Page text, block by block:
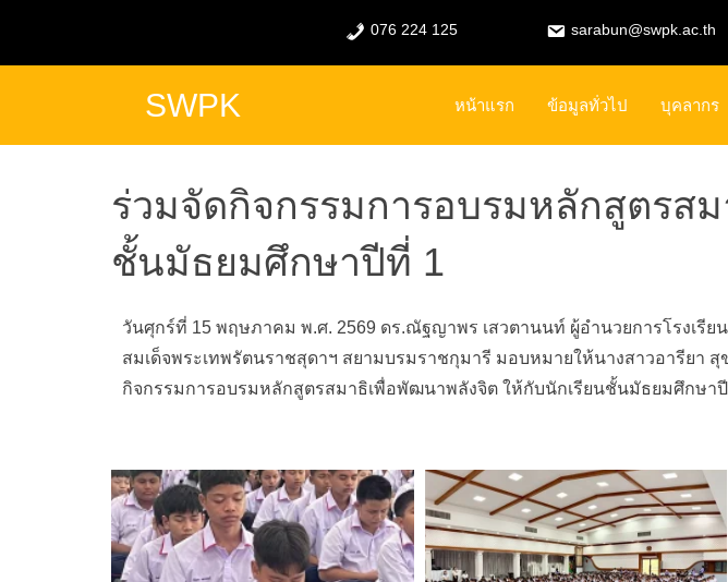
076 224 125 sarabun@swpk.ac.th
SWPK หน้าแรก ข้อมูลทั่วไป บุคลากร
ร่วมจัดกิจกรรมการอบรมหลักสูตรส
ชั้นมัธยมศึกษาปีที่ 1
วันศุกร์ที่ 15 พฤษภาคม พ.ศ. 2569 ดร.ณัฐญาพร เสวตานนท์ ผู้อำนวยการโรงเรียน
สมเด็จพระเทพรัตนราชสุดาฯ สยามบรมราชกุมารี มอบหมายให้นางสาวอารียา
กิจกรรมการอบรมหลักสูตรสมาธิเพื่อพัฒนาพลังจิต ให้กับนักเรียนชั้นมัธยมศึกษาปี